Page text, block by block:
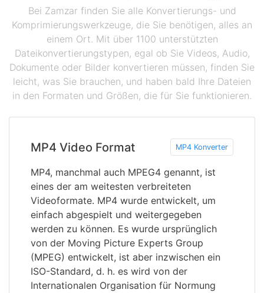
Bei Zamzar finden Sie alle Konvertierungs- und
Komprimierungswerkzeuge, die Sie benötigen, alles an
einem Ort. Mit über 1100 unterstützten
Dateikonvertierungstypen, egal ob Sie Videos, Audio,
Dokumente oder Bilder konvertieren müssen, finden Sie
leicht, was Sie brauchen, und haben bald Ihre Dateien
in den Formaten und Größen, die für Sie funktionieren.
MP4 Video Format MP4 Konverter
MP4, manchmal auch MPEG4 genannt, ist
eines der am weitesten verbreiteten
Videoformate. MP4 wurde entwickelt, um
einfach abgespielt und weitergegeben
werden zu können. Es wurde ursprünglich
von der Moving Picture Experts Group
(MPEG) entwickelt, ist aber inzwischen ein
ISO-Standard, d. h. es wird von der
Internationalen Organisation für Normung